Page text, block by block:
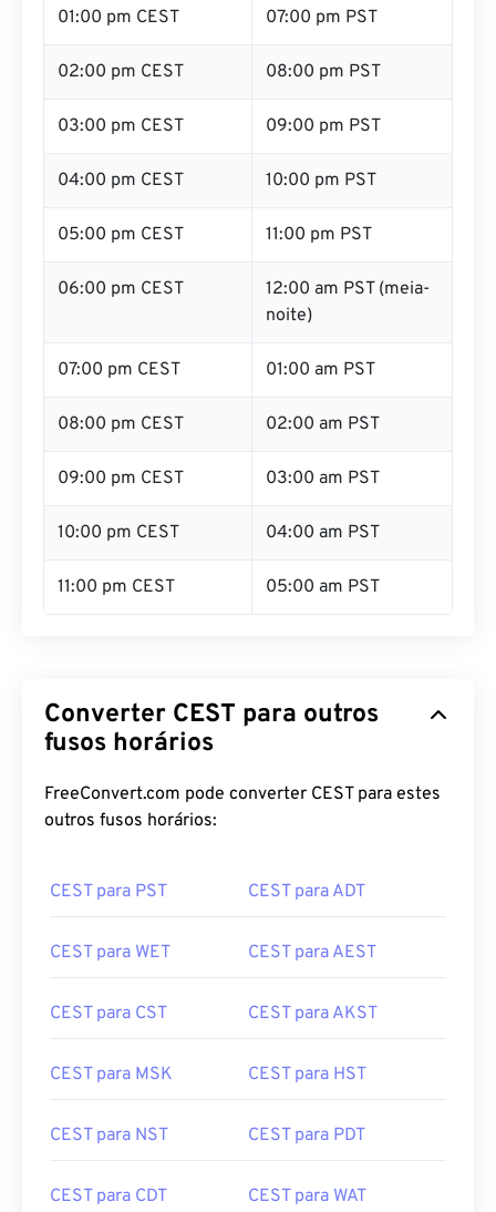
01:00 pm CEST 07:00 pm PST
02:00 pm CEST 08:00 pm PST
03:00 pm CEST 09:00 pm PST
04:00 pm CEST 10:00 pm PST
05:00 pm CEST 11:00 pm PST
06:00 pm CEST
12:00 am PST (meia-
noite)
07:00 pm CEST 01:00 am PST
08:00 pm CEST 02:00 am PST
09:00 pm CEST 03:00 am PST
10:00 pm CEST 04:00 am PST
11:00 pm CEST 05:00 am PST
Converter CEST para outros
fusos horários
FreeConvert.com pode converter CEST para estes
outros fusos horários:
CEST para PST CEST para ADT
CEST para WET CEST para AEST
CEST para CST CEST para AKST
CEST para MSK CEST para HST
CEST para NST CEST para PDT
CEST para CDT CEST para WAT